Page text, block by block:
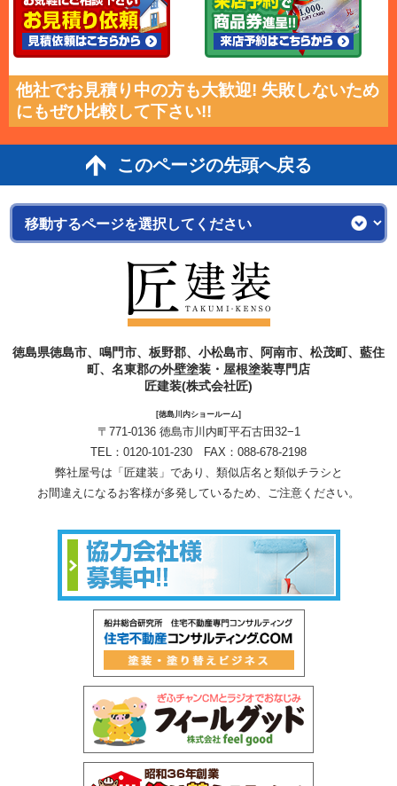
他社でお見積り中の方も大歓迎! 失敗しないため
にもぜひ比較して下さい!!
このページの先頭へ戻る
徳島県徳島市、鳴門市、板野郡、小松島市、阿南市、松茂町、藍住
町、名東郡の外壁塗装・屋根塗装専門店
匠建装(株式会社匠)
[徳島川内ショールーム]
〒771-0136 徳島市川内町平石古田32−1
TEL： 0120-101-230 FAX：088-678-2198
弊社屋号は「匠建装」であり、類似店名と類似チラシと
お間違えになるお客様が多発しているため、ご注意ください。